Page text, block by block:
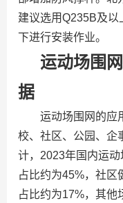
建议选用Q235B及
下进行安装作业。
运动场围
据
运动场围网的应
校、社区、公园、企
计，2023年国内运
占比约为45%，社区
占比约为17%，其他